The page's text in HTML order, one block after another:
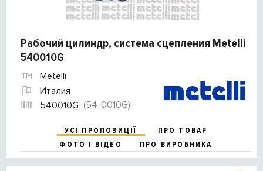
Рабочий цилиндр, система сцепления Metelli
540010G
Metelli
Италия
540010G (54-0010G)
УСІ ПРОПОЗИЦІЇ
ПРО ТОВАР
ФОТО І ВІДЕО
ПРО ВИРОБНИКА